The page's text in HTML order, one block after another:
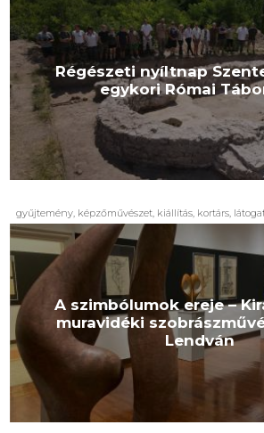
Régészeti nyíltnap
egykori Római
gyűjtemény, képzőművészet, kiállítás, kortárs,
A szimbólumok ereje –
muravidéki
Lendván